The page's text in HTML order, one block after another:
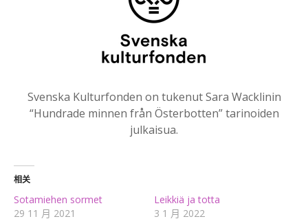
Svenska Kulturfonden on tukenut Sara Wacklinin
“Hundrade minnen från Österbotten” tarinoiden
julkaisua.
相关
Sotamiehen sormet
29 11 月 2021
Leikkiä ja totta
3 1 月 2022